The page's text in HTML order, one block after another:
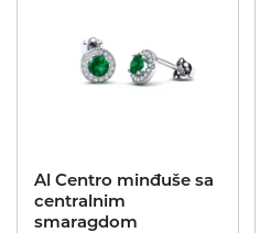
Koreni
Poklon za sve prilike
Al Centro minđuše sa
centralnim
smaragdom